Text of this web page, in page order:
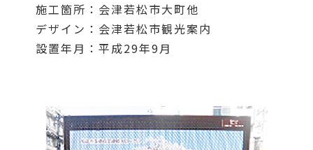
施工箇所：会津若松市大町他
デザイン：会津若松市観光案内
設置年月：平成29年9月